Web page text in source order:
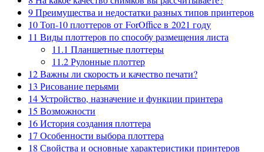
9Преимущества и недостатки разных типов принтеров
10Топ-10 плоттеров от ForOffice в 2021 году
11 Виды плоттеров по способу размещения листа
11.1 Планшетные плоттеры
11.2Рулонные плоттер
12Важны ли скорость и качество печати?
13 Рисование перьями
14Устройство, назначение и функции принтера
15 Возможности
16История создания плоттера
17 Особенности выбора плоттера
18 Свойства и основные характеристики принтеров